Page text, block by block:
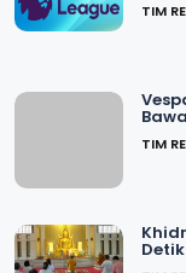
TIM
TIM